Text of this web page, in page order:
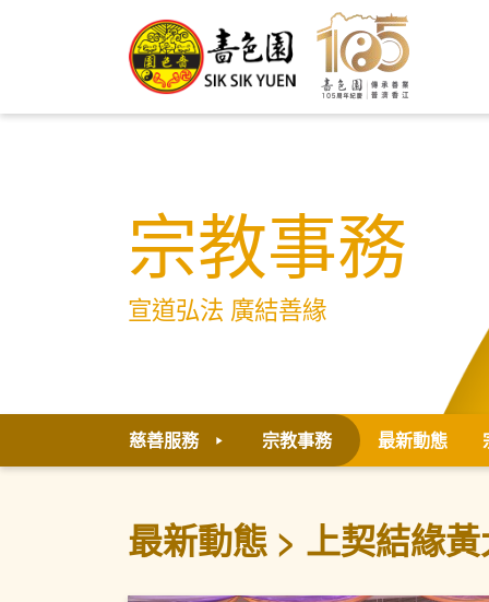
宗教事務
宣道弘法 廣結善緣
慈善服務 宗教事務 最新動態
最新動態 上契結緣